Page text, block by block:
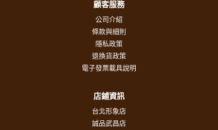
顧客服務
公司介紹
條款與細則
隱私政策
退換貨政策
電子發票載具說明
店鋪資訊
台北形象店
誠品武昌店